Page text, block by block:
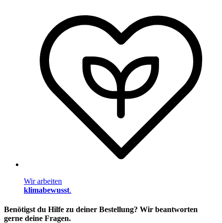
Wir arbeiten
klimabewusst.
Benötigst du Hilfe zu deiner Bestellung? Wir beantworten
gerne deine Fragen.